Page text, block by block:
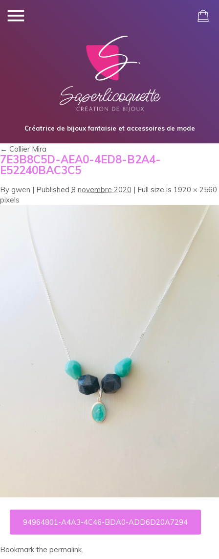
Créatrice de bijoux fantaisie et accessoires de mode
← Collier Mira
7E3B8C5D-AEA0-4ED8-B2A4-
E52240BAC3C5
By gwen | Published 8 novembre 2020 | Full size is 1920 × 2560
pixels
94964801-A4A3-4C46-BDA0-ADD6D20A7294
Bookmark the permalink